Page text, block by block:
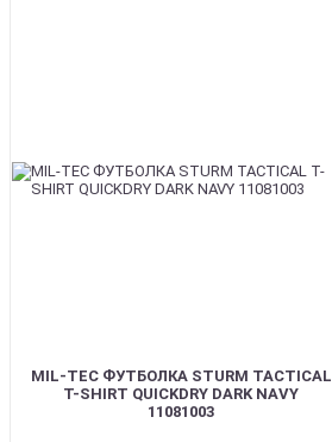
MIL-TEC ФУТБОЛКА STURM TACTICAL
T-SHIRT QUICKDRY DARK NAVY
11081003